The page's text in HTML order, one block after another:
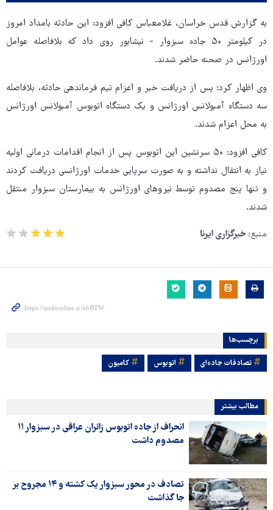
به گزارش قدس خراسان، غلامعباس کافی افزود: این حادثه بامداد امروز
در کیلومتر ۵۰ جاده سبزوار - نیشابور روی داد که بلافاصله عوامل
اورژانس در صحنه حاضر شدند.
وی اظهار کرد: پس از دریافت خبر و اعزام تیم فرماندهی حادثه، بلافاصله
سه دستگاه آمبولانس اورژانس و یک دستگاه اتوبوس آمبولانس اورژانس
به محل اعزام شدند.
کافی افزود: ۵۰ سرنشین این اتوبوس پس از انجام اقدامات درمانی اولیه
نیاز به انتقال نداشته و به صورت سرپایی خدمات اورژانسی دریافت کردند
و تنها پنج مصدوم توسط نیروهای اورژانس به بیمارستان سبزوار منتقل
شدند.
منبع: خبرگزاری ایرنا
برچسب‌ها
تصادفات جاده‌ای اتوبوس کامیون
مطالب بیشتر
انحراف از جاده اتوبوس زائران عراقی در سبزوار ۱۱
مصدوم داشت
تصادف در محور سبزوار یک کشته و ۱۴ مجروح بر
جا گذاشت